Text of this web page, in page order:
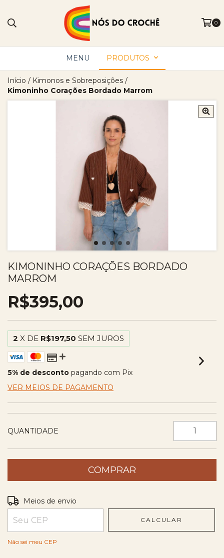
0
MENU PRODUTOS
Início / Kimonos e Sobreposições /
Kimoninho Corações Bordado Marrom
KIMONINHO CORAÇÕES BORDADO
MARROM
R$395,00
2 X DE R$197,50 SEM JUROS
5% de desconto pagando com Pix
VER MEIOS DE PAGAMENTO
QUANTIDADE
Entregas para o CEP:
Meios de envio
CALCULAR
Não sei meu CEP